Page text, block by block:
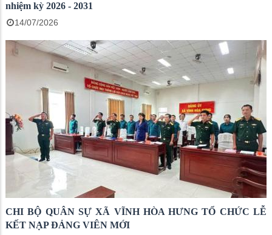
nhiệm kỳ 2026 - 2031
14/07/2026
CHI BỘ QUÂN SỰ XÃ VĨNH HÒA HƯNG TỔ CHỨC LỄ
KẾT NẠP ĐẢNG VIÊN MỚI